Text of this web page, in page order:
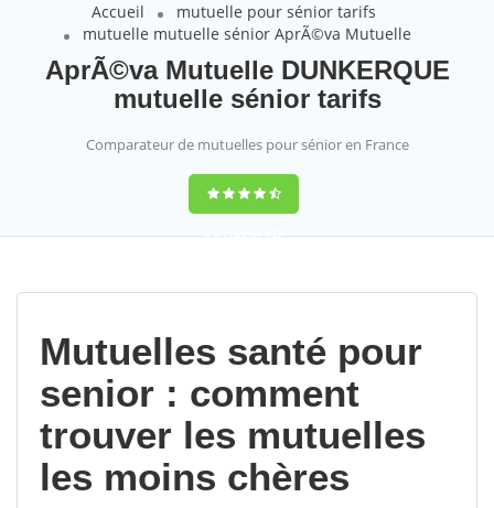
Accueil
mutuelle pour sénior tarifs
mutuelle mutuelle sénior AprÃ©va Mutuelle
AprÃ©va Mutuelle DUNKERQUE
mutuelle sénior tarifs
Comparateur de mutuelles pour sénior en France
9,2(100%)452
Mutuelles santé pour
senior : comment
trouver les mutuelles
les moins chères